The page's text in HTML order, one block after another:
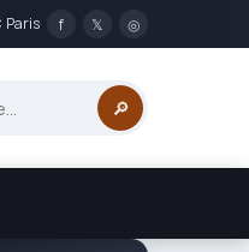
Paris f 𝕏 ◎
🔎